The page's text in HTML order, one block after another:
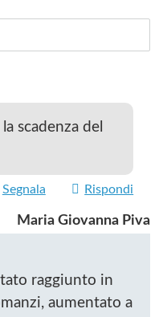
scadenza del
Segnala Rispondi
Maria Giovanna Piva
raggiunto in
aumentato a